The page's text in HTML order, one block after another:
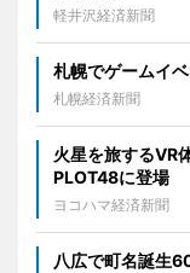
軽井沢経済新聞
札幌でゲームイ
札幌経済新聞
火星を旅するVR
PLOT48に登場
ヨコハマ経済新聞
八広で町名誕生